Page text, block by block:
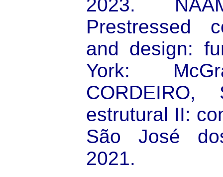
2023.
Prestressed
and design:
York:
CORDEIRO,
estrutural II:
São José
2021.